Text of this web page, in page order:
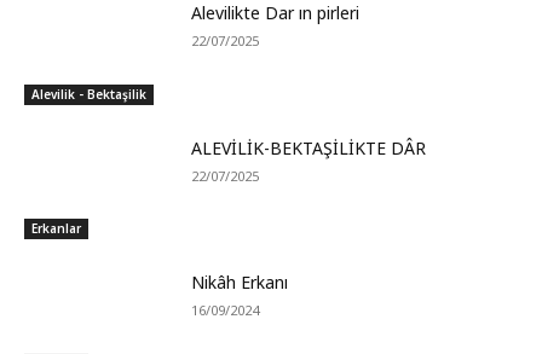
Alevilik - Bektaşilik
Alevilikte Dar ın pirleri
22/07/2025
Erkanlar
ALEVİLİK-BEKTAŞİLİKTE DÂR
22/07/2025
Nikâh Erkanı
16/09/2024